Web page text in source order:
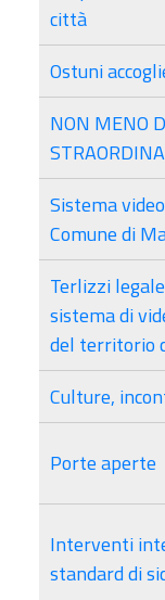
città
Ostuni
NON MENO
Sistema
Comune di
Terlizzi
sistema di
del territorio
Culture,
Porte aperte
Interventi
standard di